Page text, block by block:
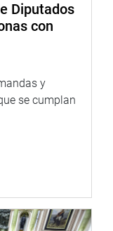
en
de la educación
calidad para qué,
aspiramos tener”,
“Fernando
rector de la
Basadre” de Tacna;
entre otras
educativa
Diputados
con
y
se cumplan